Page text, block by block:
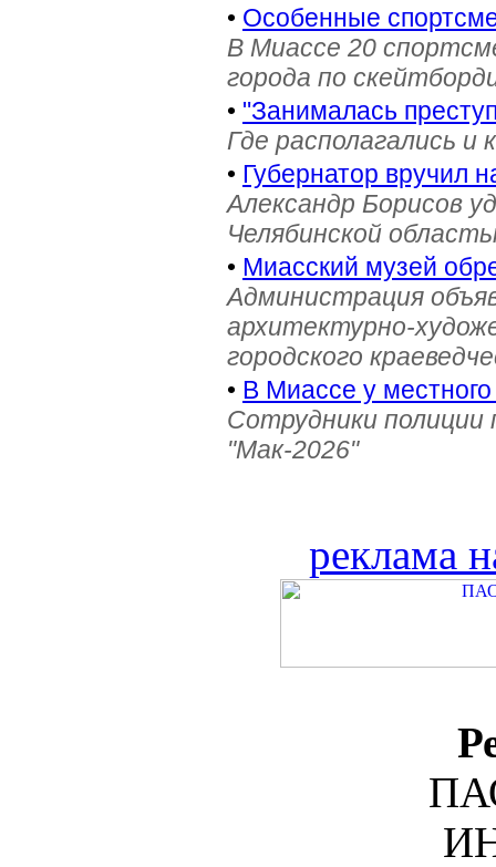
• Особенные
В Миассе 20
города по
• "Занималась
Где располагались и
• Губернатор вручил
Александр Борисов
Челябинской
• Миасский музей
Администрация
архитектурно-
городского
• В Миассе у
Сотрудники полиции
"Мак-2026"
реклама